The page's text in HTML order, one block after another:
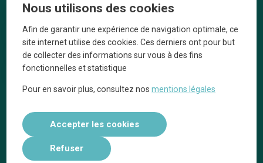
Accueil
Bonnes adresses
Quartiers
Blog
Tops 10
Artisans
A propos
On parle de nous
Nous utilisons des cookies
Afin de garantir une expérience de navigation optimale, ce
site internet utilise des cookies. Ces derniers ont pour but
de collecter des informations sur vous à des fins
fonctionnelles et statistique
Pour en savoir plus, consultez nosmentions légales
Accepter les cookies
Refuser